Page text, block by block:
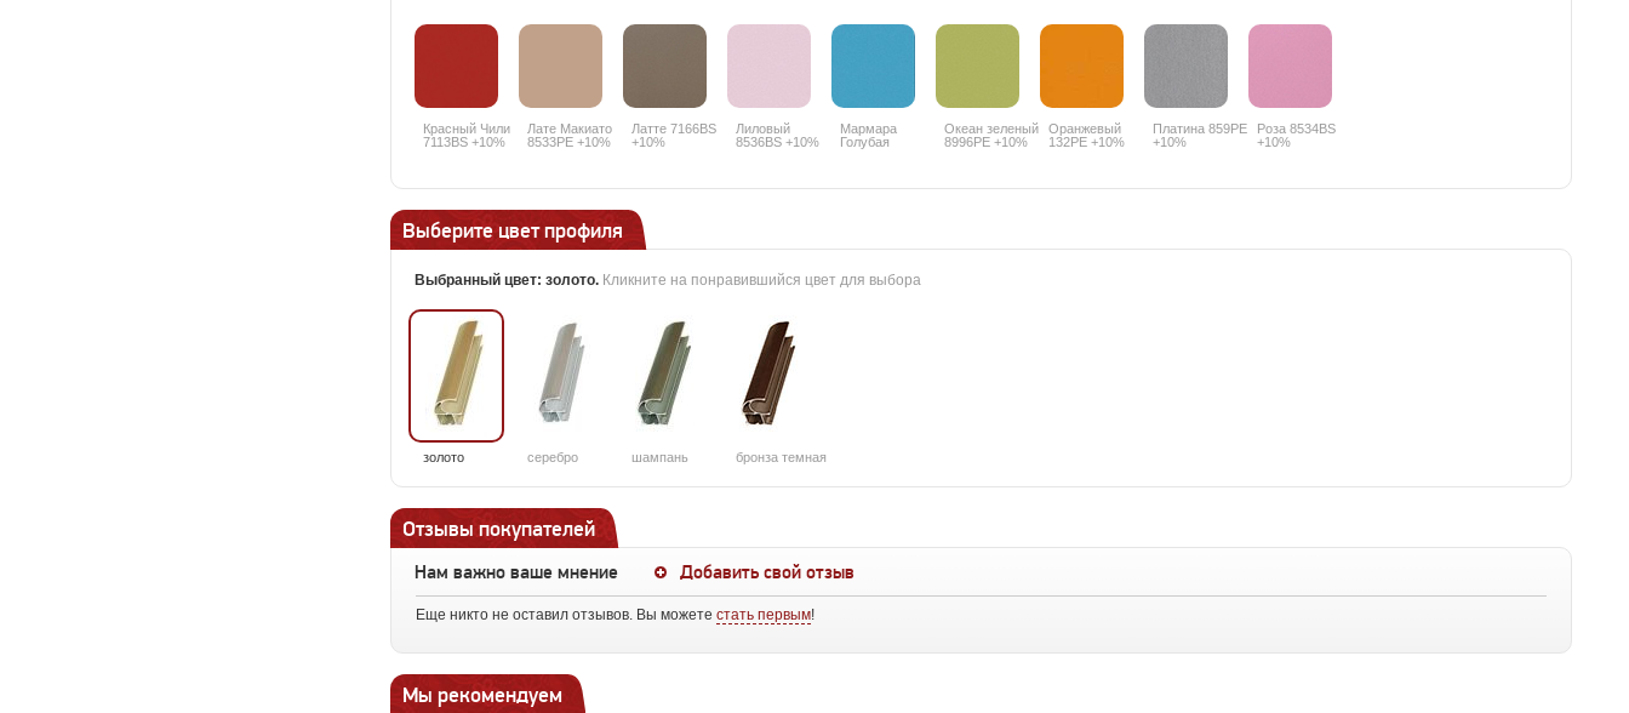
Красный Чили
7113BS +10%
Лате Макиато
8533PE +10%
Латте 7166BS
+10%
Лиловый
8536BS +10%
Мармара
Голубая
Океан зеленый
8996PE +10%
Оранжевый
132PE +10%
Платина 859PE
+10%
Роза 8534BS
+10%
Выберите цвет профиля
Выбранный цвет: золото. Кликните на понравившийся цвет для выбора
золото серебро шампань бронза темная
Отзывы покупателей
Нам важно ваше мнение Добавить свой отзыв
Еще никто не оставил отзывов. Вы можете стать первым!
Мы рекомендуем